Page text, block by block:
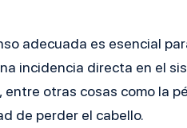
adecuada es esencial
incidencia directa en el
otras cosas como la
de perder el cabello.